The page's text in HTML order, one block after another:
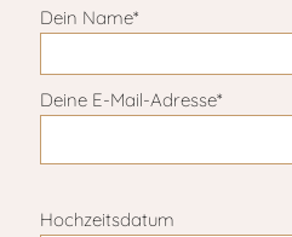
Dein Name*
Deine E-Mail-Adresse*
Hochzeitsdatum